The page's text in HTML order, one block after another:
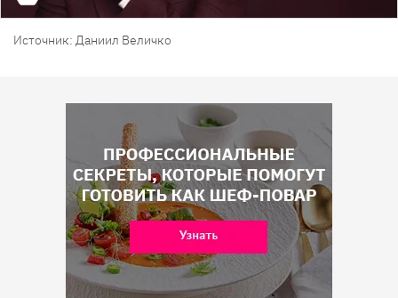
Источник: Даниил Величко